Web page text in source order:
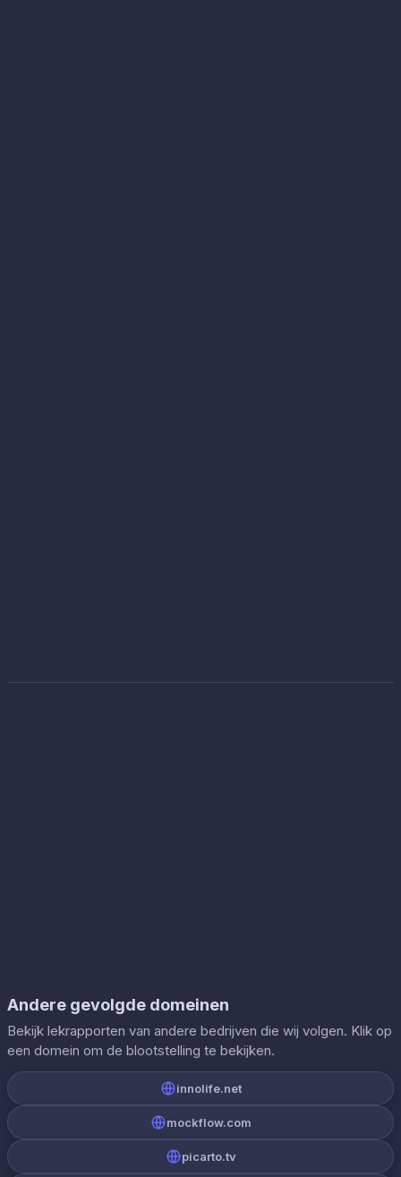
Andere gevolgde domeinen
Bekijk lekrapporten van andere bedrijven die wij volgen. Klik op
een domein om de blootstelling te bekijken.
innolife.net
mockflow.com
picarto.tv